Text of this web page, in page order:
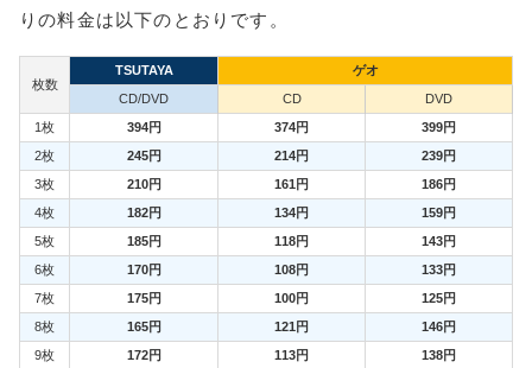
りの料金は以下のとおりです。
枚数
TSUTAYA
ゲオ
CD/DVD
CD
DVD
1枚
394円 374円
399円
2枚
245円 214円
239円
3枚
210円 161円
186円
4枚
182円 134円
159円
5枚
185円 118円
143円
6枚
170円 108円
133円
7枚
175円 100円
125円
8枚
165円 121円
146円
9枚
172円 113円
138円